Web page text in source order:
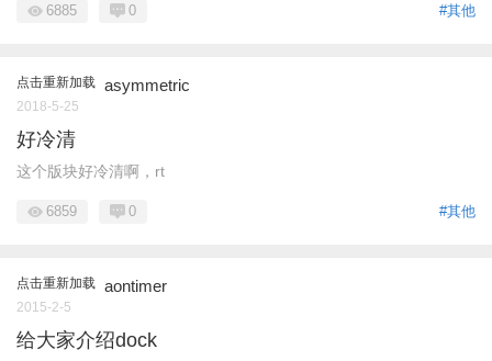
#其他
6885 0
点击重新加载 asymmetric
2018-5-25
好冷清
这个版块好冷清啊，rt
#其他
6859 0
点击重新加载 aontimer
2015-2-5
给大家介绍dock